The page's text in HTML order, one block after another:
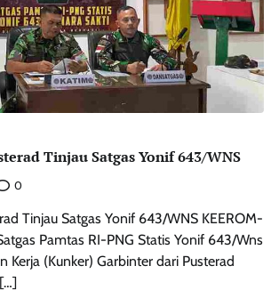
Tinjau Satgas Yonif 643/WNS
0
Tinjau Satgas Yonif 643/WNS KEEROM-
Pamtas RI-PNG Statis Yonif 643/Wns
Kerja (Kunker) Garbinter dari Pusterad